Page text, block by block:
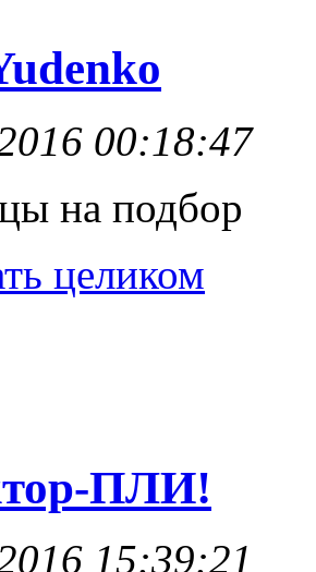
00:18:47
на подбор
целиком
ПЛИ!
15:39:21